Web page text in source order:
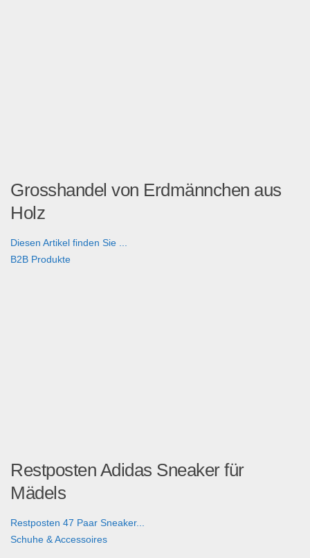
Grosshandel von Erdmännchen aus
Holz
Diesen Artikel finden Sie ...
B2B Produkte
Restposten Adidas Sneaker für
Mädels
Restposten 47 Paar Sneaker...
Schuhe & Accessoires